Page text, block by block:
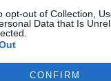
opt-out of Collection,
Data that Is
CONFIRM
arī
reālijas.